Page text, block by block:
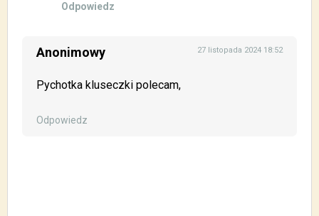
Odpowiedz
Anonimowy 27 listopada 2024 18:52
Pychotka kluseczki polecam,
Odpowiedz